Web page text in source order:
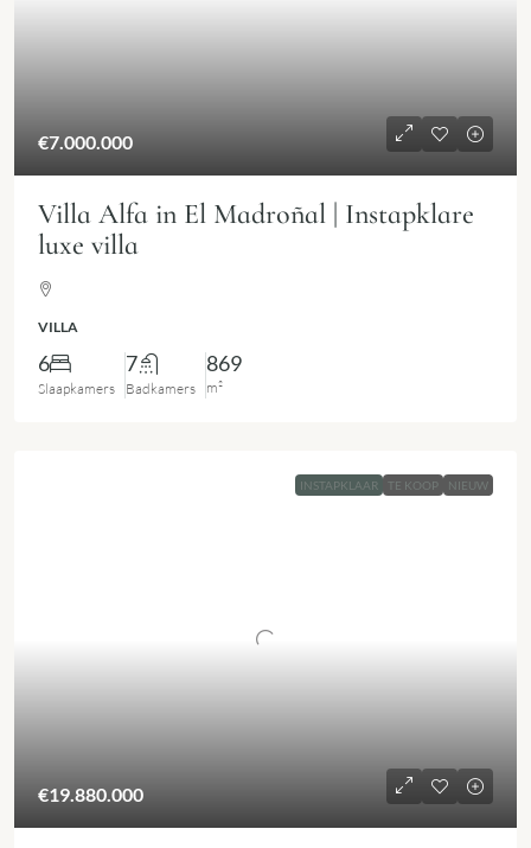
€7.000.000
Villa Alfa in El Madroñal | Instapklare
luxe villa
VILLA
6
Slaapkamers
7
Badkamers
869
m²
INSTAPKLAAR TE KOOP NIEUW
€19.880.000